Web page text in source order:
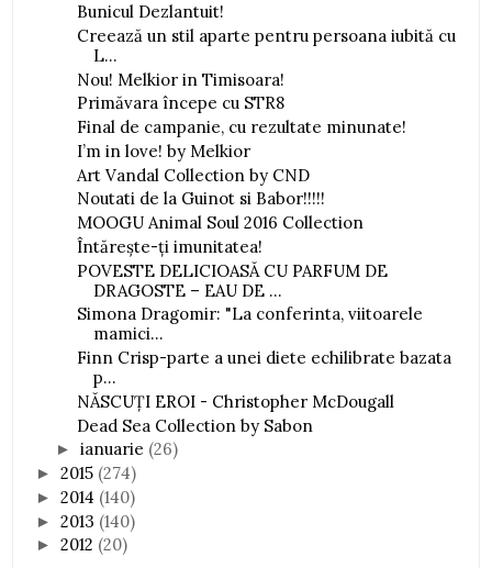
Bunicul Dezlantuit!
Creează un stil aparte pentru persoana iubită cu
L...
Nou! Melkior in Timisoara!
Primăvara începe cu STR8
Final de campanie, cu rezultate minunate!
I’m in love! by Melkior
Art Vandal Collection by CND
Noutati de la Guinot si Babor!!!!!
MOOGU Animal Soul 2016 Collection
Întăreşte-ţi imunitatea!
POVESTE DELICIOASĂ CU PARFUM DE
DRAGOSTE – EAU DE ...
Simona Dragomir: "La conferinta, viitoarele
mamici...
Finn Crisp-parte a unei diete echilibrate bazata
p...
NĂSCUŢI EROI - Christopher McDougall
Dead Sea Collection by Sabon
►ianuarie (26)
►2015 (274)
►2014 (140)
►2013 (140)
►2012 (20)